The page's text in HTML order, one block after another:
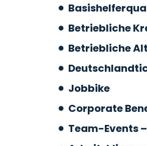
Betriebliche
Betriebliche
Jobbike
Corporate
Team-Events –